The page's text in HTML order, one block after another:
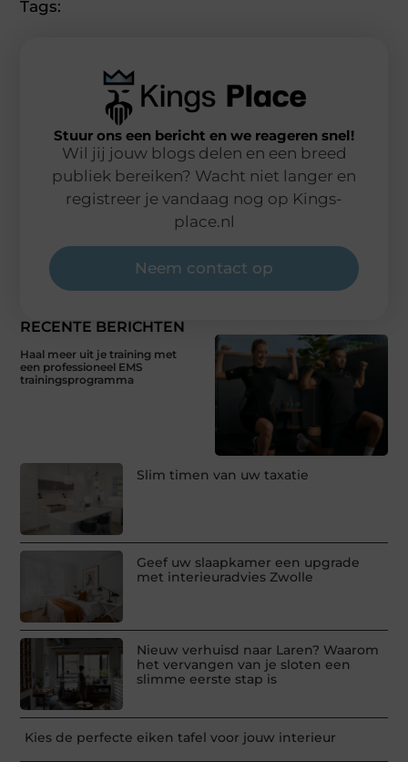
Tags:
RECENTE BERICHTEN
Haal meer uit je training met
een professioneel EMS
trainingsprogramma
Slim timen van uw taxatie
Geef uw slaapkamer een upgrade
met interieuradvies Zwolle
Nieuw verhuisd naar Laren? Waarom
het vervangen van je sloten een
slimme eerste stap is
Kies de perfecte eiken tafel voor jouw interieur
Stuur ons een bericht en we reageren snel!
Wil jij jouw blogs delen en een breed
publiek bereiken? Wacht niet langer en
registreer je vandaag nog op Kings-
place.nl
Neem contact op